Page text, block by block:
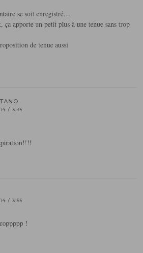
se soit enregistré…
ça apporte un petit plus à une tenue sans trop
de tenue aussi
/ 3:35
/ 3:55
!